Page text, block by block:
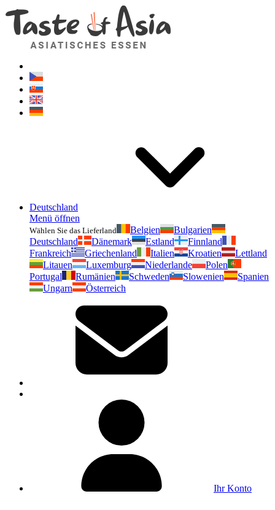
Deutschland
Menü öffnen
Wählen Sie das Lieferland Belgien
Bulgarien
Deutschland
Dänemark Estland
Finnland
Frankreich
Griechenland Italien Kroatien
Lettland
Litauen
Luxemburg Niederlande
Polen
Portugal
Rumänien Schweden Slowenien
Spanien
Ungarn
Österreich
Ihr Konto
Geschmackvonasien.de
Zögern Sie nicht zu fragen. Ich bin für Sie da!